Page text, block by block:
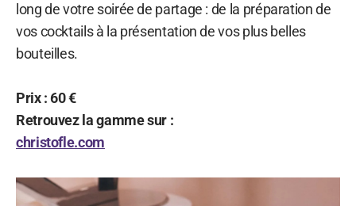
long de votre soirée de partage : de la préparation de
vos cocktails à la présentation de vos plus belles
bouteilles.​
Prix : 60 €
Retrouvez la gamme sur :
christofle.com